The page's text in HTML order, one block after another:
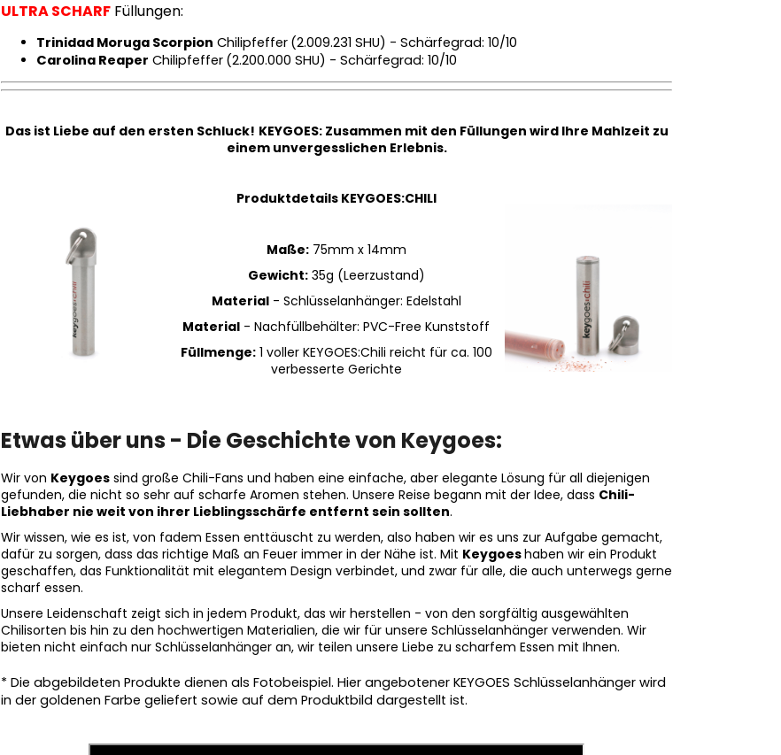
ULTRA SCHARF Füllungen:
Trinidad Moruga Scorpion Chilipfeffer (2.009.231 SHU) - Schärfegrad: 10/10
Carolina Reaper Chilipfeffer (2.200.000 SHU) - Schärfegrad: 10/10
Das ist Liebe auf den ersten Schluck! KEYGOES:Zusammen mit den Füllungen wird Ihre Mahlzeit zu
einem unvergesslichen Erlebnis.
Produktdetails KEYGOES:CHILI
Maße:75mm x 14mm
Gewicht:35g (Leerzustand)
Material- Schlüsselanhänger: Edelstahl
Material - Nachfüllbehälter: PVC-Free Kunststoff
Füllmenge:1 voller KEYGOES:Chili reicht für ca. 100
verbesserte Gerichte
Etwas über uns - Die Geschichte von Keygoes:
Wir von Keygoes sind große Chili-Fans und haben eine einfache, aber elegante Lösung für all diejenigen
gefunden, die nicht so sehr auf scharfe Aromen stehen. Unsere Reise begann mit der Idee, dass Chili-
Liebhaber nie weit von ihrer Lieblingsschärfe entfernt sein sollten.
Wir wissen, wie es ist, von fadem Essen enttäuscht zu werden, also haben wir es uns zur Aufgabe gemacht,
dafür zu sorgen, dass das richtige Maß an Feuer immer in der Nähe ist. Mit Keygoeshaben wir ein Produkt
geschaffen, das Funktionalität mit elegantem Design verbindet, und zwar für alle, die auch unterwegs gerne
scharf essen.
Unsere Leidenschaft zeigt sich in jedem Produkt, das wir herstellen - von den sorgfältig ausgewählten
Chilisorten bis hin zu den hochwertigen Materialien, die wir für unsere Schlüsselanhänger verwenden. Wir
bieten nicht einfach nur Schlüsselanhänger an, wir teilen unsere Liebe zu scharfem Essen mit Ihnen.
* Die abgebildeten Produkte dienen als Fotobeispiel. Hier angebotener KEYGOES Schlüsselanhänger wird
in der goldenen Farbe geliefert sowie auf dem Produktbild dargestellt ist.